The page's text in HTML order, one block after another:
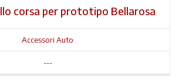
corsa per prototipo Bellarosa
Accessori Auto
---